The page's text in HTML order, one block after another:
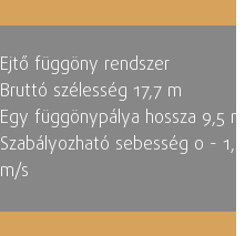
Ejtő függöny rendszer
Bruttó szélesség 17,7 m
Egy függönypálya hossza 9,5 m
Szabályozható sebesség 0 - 1,2
m/s